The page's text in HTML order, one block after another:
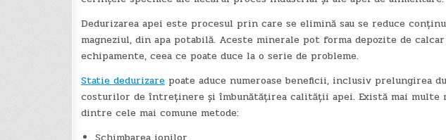
Dedurizarea apei este procesul prin care se elimină sau se reduce
magneziul, din apa potabilă. Aceste minerale pot forma depozite de
echipamente, ceea ce poate duce la o serie de probleme.
Statie dedurizarepoate aduce numeroase beneficii, inclusiv prelungirea
costurilor de întreținere și îmbunătățirea calității apei. Există mai multe
dintre cele mai comune metode: